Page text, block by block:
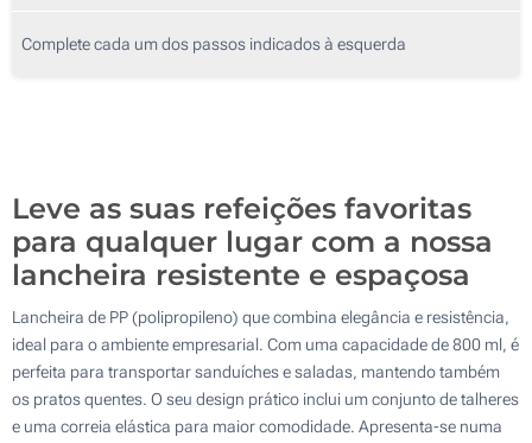
25
Complete cada um dos passos indicados à esquerda
Leve as suas refeições favoritas
para qualquer lugar com a nossa
lancheira resistente e espaçosa
Lancheira de PP (polipropileno) que combina elegância e resistência,
ideal para o ambiente empresarial. Com uma capacidade de 800 ml, é
perfeita para transportar sanduíches e saladas, mantendo também
os pratos quentes. O seu design prático inclui um conjunto de talheres
e uma correia elástica para maior comodidade. Apresenta-se numa